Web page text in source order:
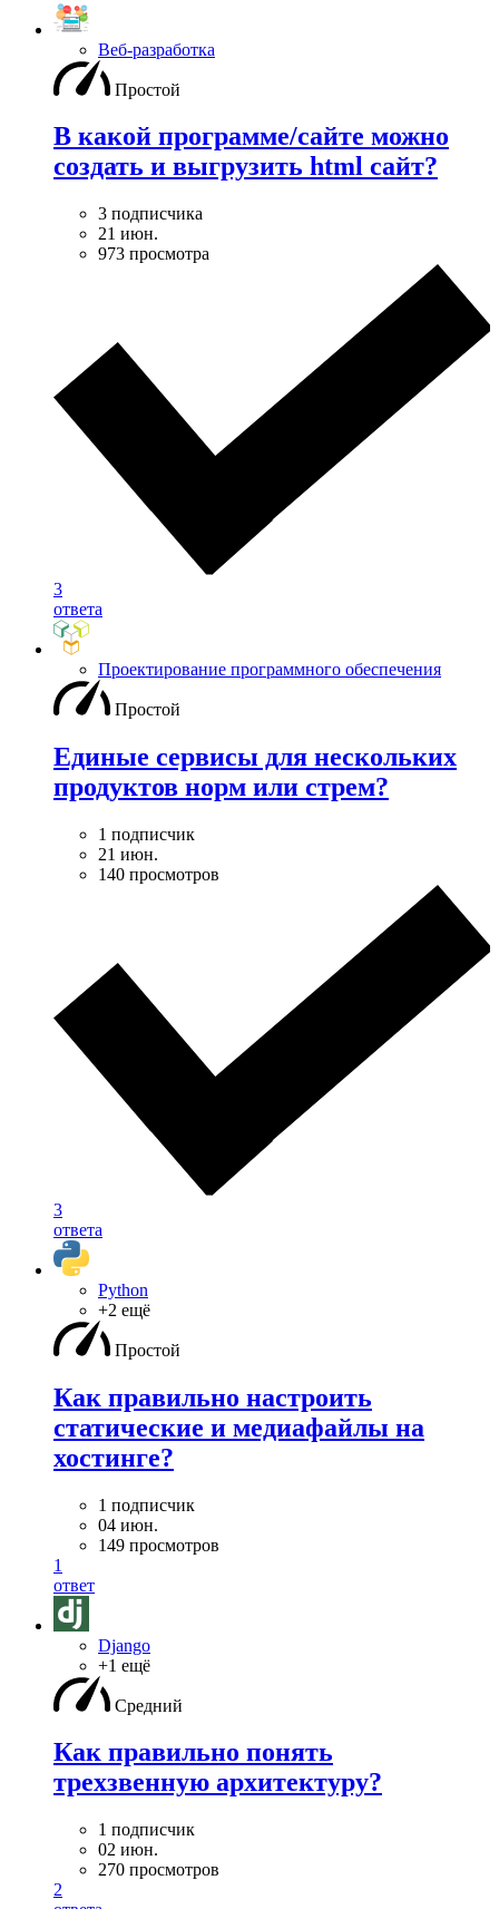
Веб-разработка
Простой
В какой программе/сайте можно
создать и выгрузить html сайт?
3 подписчика
21 июн.
973 просмотра
3
ответа
Проектирование программного обеспечения
Простой
Единые сервисы для нескольких
продуктов норм или стрем?
1 подписчик
21 июн.
140 просмотров
3
ответа
Python
+2 ещё
Простой
Как правильно настроить
статические и медиафайлы на
хостинге?
1 подписчик
04 июн.
149 просмотров
1
ответ
Django
+1 ещё
Средний
Как правильно понять
трехзвенную архитектуру?
1 подписчик
02 июн.
270 просмотров
2